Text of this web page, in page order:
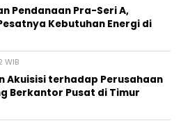
Pendanaan Pra-Seri A,
Kebutuhan Energi di
WIB
Akuisisi terhadap Perusahaan
Berkantor Pusat di Timur